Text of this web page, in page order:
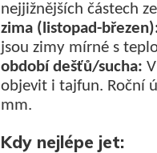
nejjižnějších částech
zima (listopad-
jsou zimy mírné s
období dešťů/sucha:
objevit i tajfun. Roční
mm.
Kdy nejlépe jet: